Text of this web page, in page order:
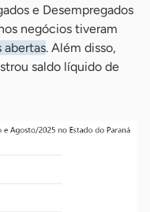
e Desempregados
negócios tiveram
abertas. Além disso,
saldo líquido de